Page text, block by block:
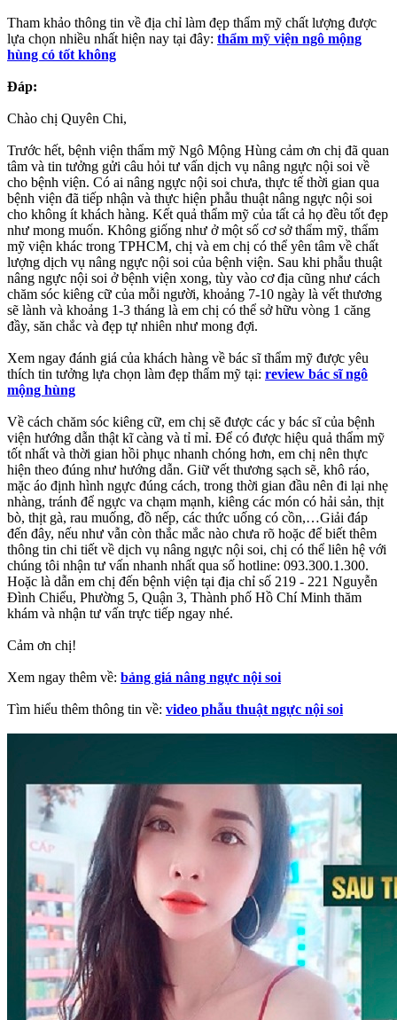
Tham khảo thông tin về địa chỉ làm đẹp thẩm mỹ chất lượng được
lựa chọn nhiều nhất hiện nay tại đây: thẩm mỹ viện ngô mộng
hùng có tốt không
Đáp:
Chào chị Quyên Chi,
Trước hết, bệnh viện thẩm mỹ Ngô Mộng Hùng cảm ơn chị đã quan
tâm và tin tưởng gửi câu hỏi tư vấn dịch vụ nâng ngực nội soi về
cho bệnh viện. Có ai nâng ngực nội soi chưa, thực tế thời gian qua
bệnh viện đã tiếp nhận và thực hiện phẫu thuật nâng ngực nội soi
cho không ít khách hàng. Kết quả thẩm mỹ của tất cả họ đều tốt đẹp
như mong muốn. Không giống như ở một số cơ sở thẩm mỹ, thẩm
mỹ viện khác trong TPHCM, chị và em chị có thể yên tâm về chất
lượng dịch vụ nâng ngực nội soi của bệnh viện. Sau khi phẫu thuật
nâng ngực nội soi ở bệnh viện xong, tùy vào cơ địa cũng như cách
chăm sóc kiêng cữ của mỗi người, khoảng 7-10 ngày là vết thương
sẽ lành và khoảng 1-3 tháng là em chị có thể sở hữu vòng 1 căng
đầy, săn chắc và đẹp tự nhiên như mong đợi.
Xem ngay đánh giá của khách hàng về bác sĩ thẩm mỹ được yêu
thích tin tưởng lựa chọn làm đẹp thẩm mỹ tại: review bác sĩ ngô
mộng hùng
Về cách chăm sóc kiêng cữ, em chị sẽ được các y bác sĩ của bệnh
viện hướng dẫn thật kĩ càng và tỉ mỉ. Để có được hiệu quả thẩm mỹ
tốt nhất và thời gian hồi phục nhanh chóng hơn, em chị nên thực
hiện theo đúng như hướng dẫn. Giữ vết thương sạch sẽ, khô ráo,
mặc áo định hình ngực đúng cách, trong thời gian đầu nên đi lại nhẹ
nhàng, tránh để ngực va chạm mạnh, kiêng các món có hải sản, thịt
bò, thịt gà, rau muống, đồ nếp, các thức uống có cồn,…Giải đáp
đến đây, nếu như vẫn còn thắc mắc nào chưa rõ hoặc để biết thêm
thông tin chi tiết về dịch vụ nâng ngực nội soi, chị có thể liên hệ với
chúng tôi nhận tư vấn nhanh nhất qua số hotline: 093.300.1.300.
Hoặc là dẫn em chị đến bệnh viện tại địa chỉ số 219 - 221 Nguyễn
Đình Chiểu, Phường 5, Quận 3, Thành phố Hồ Chí Minh thăm
khám và nhận tư vấn trực tiếp ngay nhé.
Cảm ơn chị!
Xem ngay thêm về: bảng giá nâng ngực nội soi
Tìm hiểu thêm thông tin về: video phẫu thuật ngực nội soi